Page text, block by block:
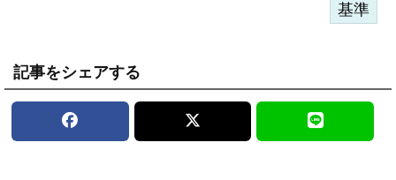
基準
記事をシェアする